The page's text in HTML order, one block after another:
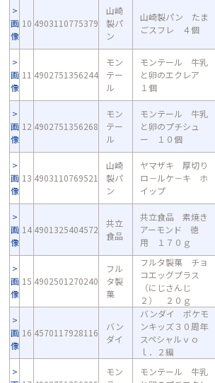
画
像
10 4903110775379
山崎
製パ
ン
山崎製パン たま
ごスフレ ４個
画
像
11 4902751356244
モン
テー
ル
モンテール 牛乳
と卵のエクレア
１個
画
像
12 4902751356268
モン
テー
ル
モンテール 牛乳
と卵のプチシュ
ー １０個
画
像
13 4903110769521
山崎
製パ
ン
ヤマザキ 厚切り
ロ－ルケ－キ ホ
イップ
画
像
14 4901325404572
共立
食品
共立食品 素焼き
アーモンド 徳
用 １７０ｇ
画
像
15 4902501270240
フル
タ製
菓
フルタ製菓 チョ
コエッグプラス
（にじさんじ
２） ２０ｇ
画
像
16 4570117928116
バン
ダイ
バンダイ ポケモ
ンキッズ３０周年
スペシャルｖｏ
ｌ．２編
モン
モンテール 牛乳